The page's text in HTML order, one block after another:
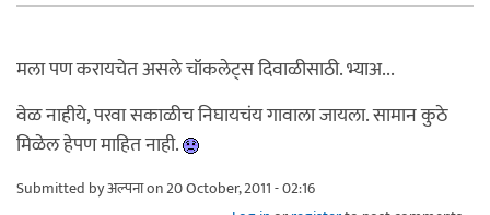
मला पण करायचेत असले चॉकलेट्स दिवाळीसाठी. भ्याअ...
वेळ नाहीये, परवा सकाळीच निघायचंय गावाला जायला. सामान कुठे
मिळेल हेपण माहित नाही.
Submitted byअल्पनाon 20 October, 2011 - 02:16